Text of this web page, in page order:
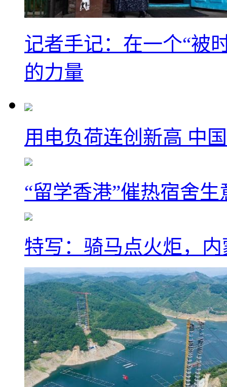
记者手记：在一个“被
的力量
用电负荷连创新高 中
“留学香港”催热宿舍
特写：骑马点火炬，